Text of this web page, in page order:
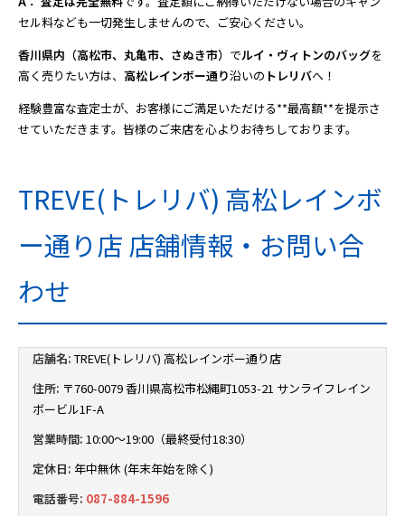
セル料なども一切発生しませんので、ご安心ください。
香川県内（高松市、丸亀市、さぬき市） でルイ・ヴィトンのバッグを
高く売りたい方は、 高松レインボー通り沿いの トレリバへ！
経験豊富な査定士が、お客様にご満足いただける**最高額**を提示さ
せていただきます。皆様のご来店を心よりお待ちしております。
TREVE(トレリバ) 高松レインボ
ー通り店 店舗情報・お問い合
わせ
店舗名: TREVE(トレリバ) 高松レインボー通り店
住所: 〒760-0079 香川県高松市松縄町1053-21 サンライフレイン
ボービル1F-A
営業時間: 10:00～19:00（最終受付18:30）
定休日: 年中無休 (年末年始を除く)
電話番号: 087-884-1596